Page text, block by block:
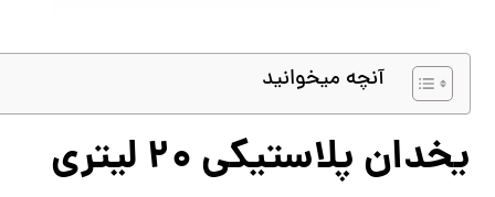
آنچه میخوانید
یخدان پلاستیکی 20 لیتری